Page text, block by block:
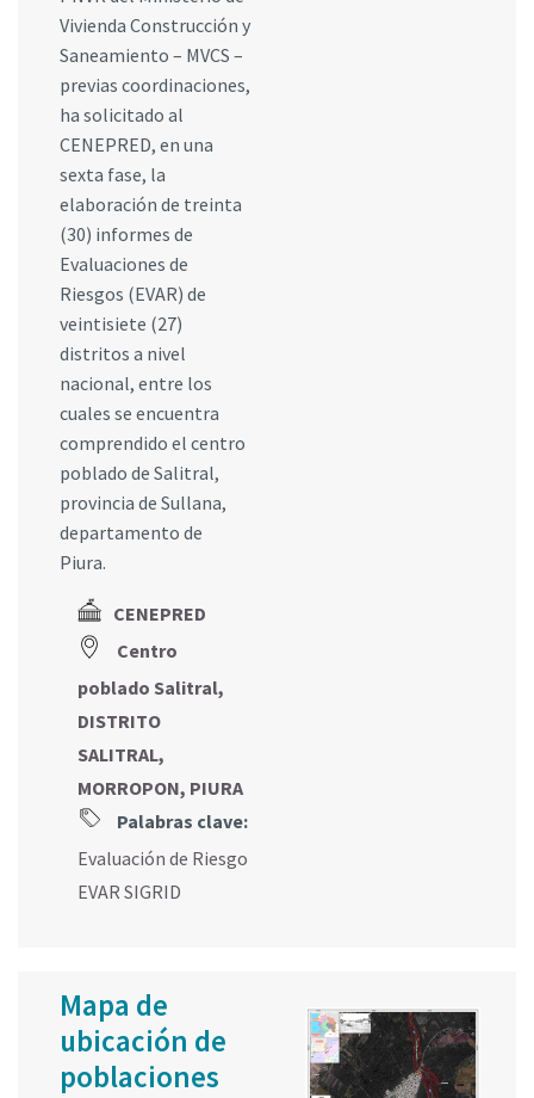
Vivienda Construcción y
Saneamiento – MVCS –
previas coordinaciones,
ha solicitado al
CENEPRED, en una
sexta fase, la
elaboración de treinta
(30) informes de
Evaluaciones de
Riesgos (EVAR) de
veintisiete (27)
distritos a nivel
nacional, entre los
cuales se encuentra
comprendido el centro
poblado de Salitral,
provincia de Sullana,
departamento de
Piura.
CENEPRED
Centro
poblado Salitral,
DISTRITO
SALITRAL,
MORROPON, PIURA
Palabras clave:
Evaluación de Riesgo
EVAR SIGRID
Mapa de
ubicación de
poblaciones